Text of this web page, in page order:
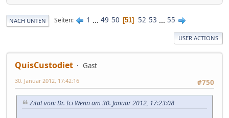
NACH UNTEN Seiten 1 ... 49 50 51 52 53 ... 55
USER ACTIONS
QuisCustodiet
Gast
#750
30. Januar 2012, 17:42:16
Zitat von: Dr. Ici Wenn am 30. Januar 2012, 17:23:08